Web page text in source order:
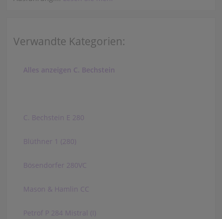
Verwandte Kategorien:
Alles anzeigen C. Bechstein
C. Bechstein E 280
Blüthner 1 (280)
Bösendorfer 280VC
Mason & Hamlin CC
Petrof P 284 Mistral (I)